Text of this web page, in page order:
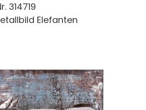
314719
Elefanten